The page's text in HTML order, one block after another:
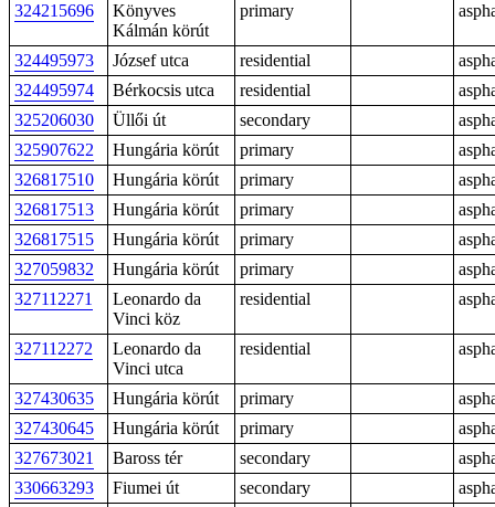
324215696
Könyves
Kálmán körút
primary
324495973 József utca residential
324495974
Bérkocsis utca residential
325206030
Üllői út secondary
325907622
Hungária körút primary
326817510
Hungária körút primary
326817513
Hungária körút primary
326817515
Hungária körút primary
327059832
Hungária körút primary
327112271
Leonardo da
Vinci köz
residential
327112272
Leonardo da
Vinci utca
residential
327430635 Hungária körút primary
327430645
Hungária körút primary
327673021
Baross tér secondary
330663293
Fiumei út secondary